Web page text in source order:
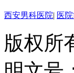
西安男科医院| 医
版权所